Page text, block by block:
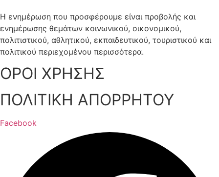
Η ενημέρωση που προσφέρουμε είναι προβολής και
ενημέρωσης θεμάτων κοινωνικού, οικονομικού,
πολιτιστικού, αθλητικού, εκπαιδευτικού, τουριστικού και
πολιτικού περιεχομένου περισσότερα.
ΟΡΟΙ ΧΡΗΣΗΣ
ΠΟΛΙΤΙΚΗ ΑΠΟΡΡΗΤΟΥ
Facebook